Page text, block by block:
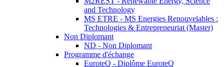
and Technology
MS ETRE - MS Energies Renouvelables :
Technologies & Entrepreneuriat (Master)
Non Diplomant
ND - Non Diplomant
Programme d'échange
EuroteQ - Diplôme EuroteQ